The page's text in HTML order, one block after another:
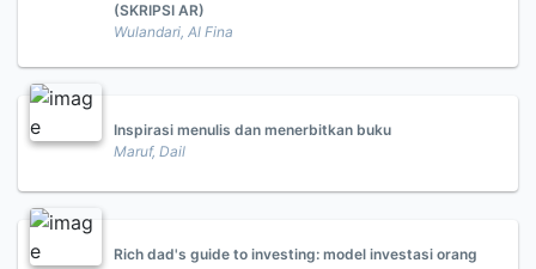
(SKRIPSI AR)
Wulandari, Al Fina
Inspirasi menulis dan menerbitkan buku
Maruf, Dail
Rich dad's guide to investing: model investasi orang